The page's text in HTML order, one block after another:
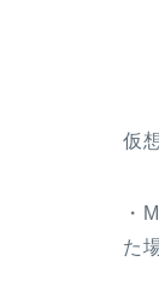
仮
・
た